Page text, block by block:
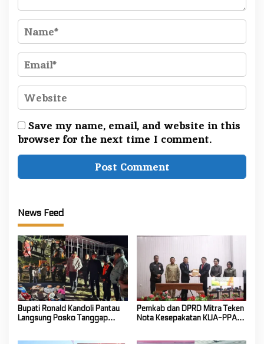
Save my name, email, and website in this
browser for the next time I comment.
News Feed
Bupati Ronald Kandoli Pantau
Langsung Posko Tanggap
Pemkab dan DPRD Mitra Teken
Nota Kesepakatan KUA-PPAS